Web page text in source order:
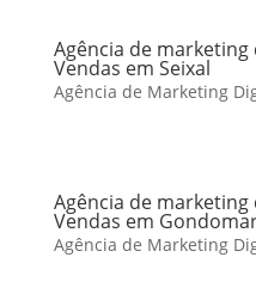
Agência de
Vendas em Seixal
Agência de Marketing
Agência de
Vendas em
Agência de Marketing